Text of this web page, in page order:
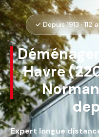
✓ Depuis 1913 ·
Havre
Expert longue